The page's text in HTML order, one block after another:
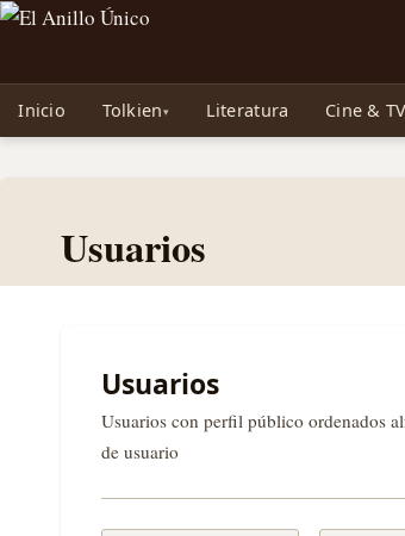
Inicio Tolkien Literatura Cine & TV
Usuarios
Usuarios
Usuarios con perfil público ordenados
de usuario